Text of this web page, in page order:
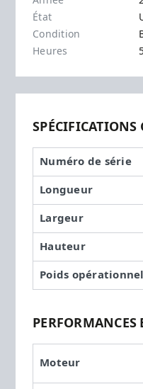
État
Condition
Heures
SPÉCIFICATIONS
Numéro de série
Longueur
Largeur
Hauteur
Poids opérationnel
PERFORMANCES
Moteur